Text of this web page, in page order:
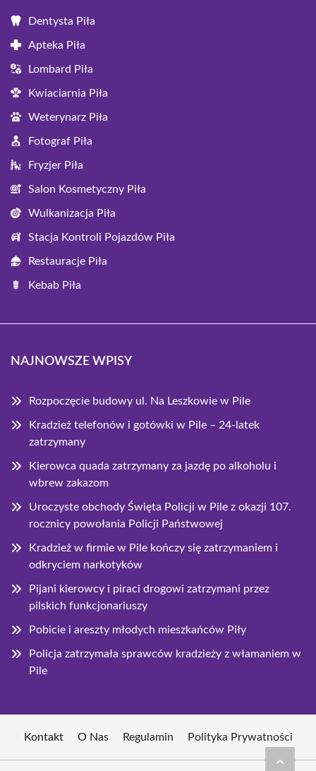
Dentysta Piła
Apteka Piła
Lombard Piła
Kwiaciarnia Piła
Weterynarz Piła
Fotograf Piła
Fryzjer Piła
Salon Kosmetyczny Piła
Wulkanizacja Piła
Stacja Kontroli Pojazdów Piła
Restauracje Piła
Kebab Piła
NAJNOWSZE WPISY
Rozpoczęcie budowy ul. Na Leszkowie w Pile
Kradzież telefonów i gotówki w Pile – 24-latek
zatrzymany
Kierowca quada zatrzymany za jazdę po alkoholu i
wbrew zakazom
Uroczyste obchody Święta Policji w Pile z okazji 107.
rocznicy powołania Policji Państwowej
Kradzież w firmie w Pile kończy się zatrzymaniem i
odkryciem narkotyków
Pijani kierowcy i piraci drogowi zatrzymani przez
pilskich funkcjonariuszy
Pobicie i areszty młodych mieszkańców Piły
Policja zatrzymała sprawców kradzieży z włamaniem w
Pile
Kontakt O Nas Regulamin Polityka Prywatności